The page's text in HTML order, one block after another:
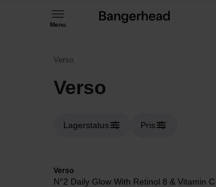
Menu
Verso
Verso
Lagerstatus Pris
Verso
N°2 Daily Glow With Retinol 8 & Vitamin C